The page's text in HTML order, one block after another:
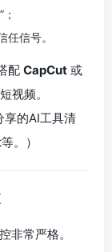
任信号。
配 CapCut 或
视频。
享的AI工具清
。）
非常严格。